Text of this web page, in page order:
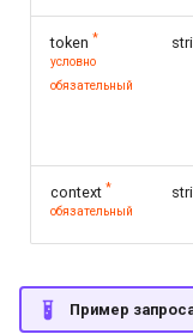
token *
условно
обязательный
context *
обязательный
Пример